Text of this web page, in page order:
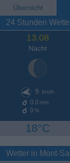
Übersicht
24 Stunden
13.08
Nacht
9 km/h
0.0 mm
0 %
18°C
Wetter in Mont-